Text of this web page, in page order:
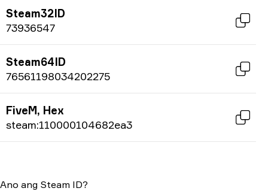
Steam32ID
73936547
Steam64ID
76561198034202275
FiveM, Hex
steam:110000104682ea3
Ano ang Steam ID?